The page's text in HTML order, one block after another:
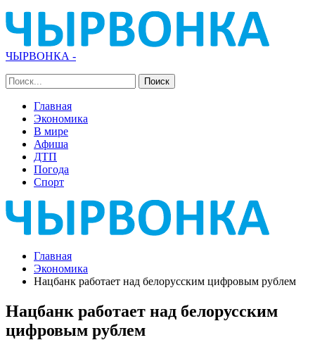
ЧЫРВОНКА -
Главная
Экономика
В мире
Афиша
ДТП
Погода
Спорт
Главная
Экономика
Нацбанк работает над белорусским цифровым рублем
Нацбанк работает над белорусским
цифровым рублем